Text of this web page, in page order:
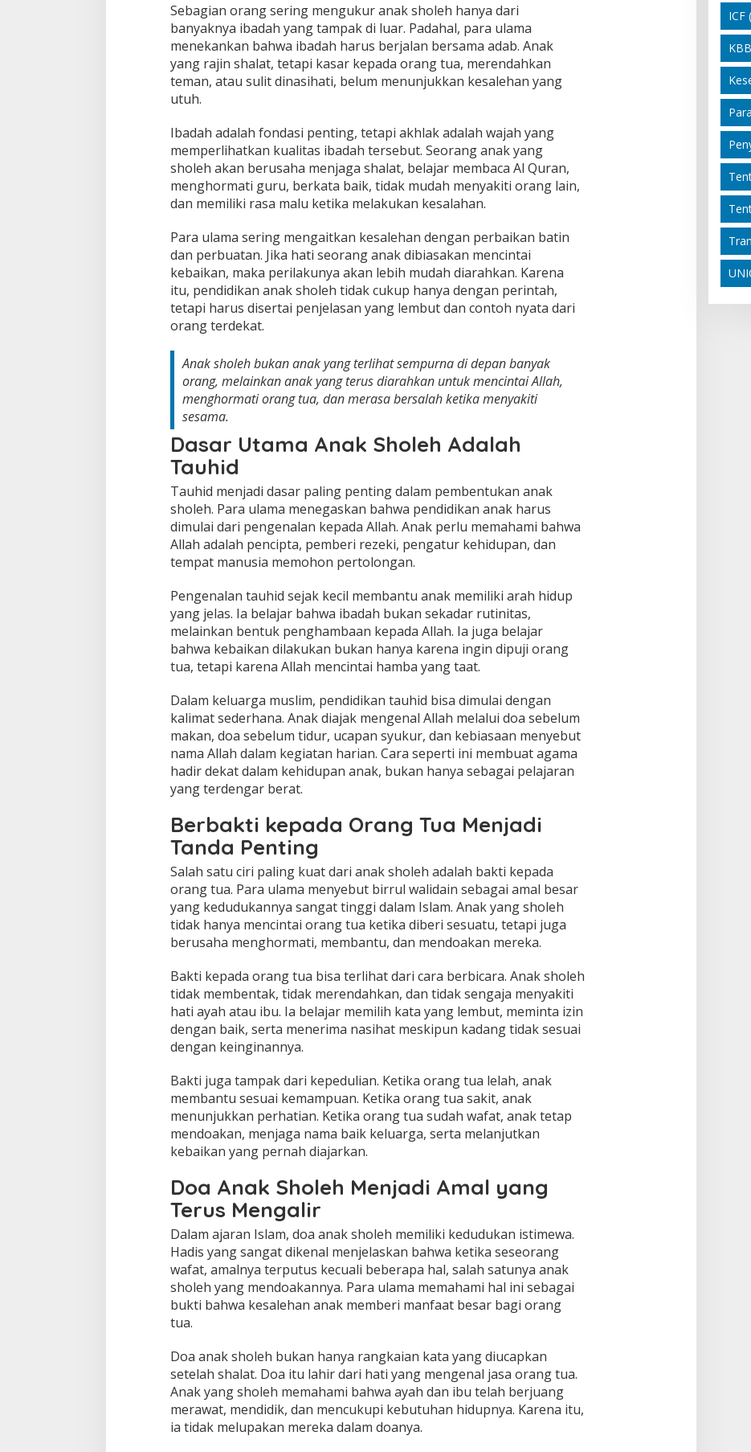
Sebagian orang sering mengukur anak sholeh hanya dari
banyaknya ibadah yang tampak di luar. Padahal, para ulama
menekankan bahwa ibadah harus berjalan bersama adab. Anak
yang rajin shalat, tetapi kasar kepada orang tua, merendahkan
teman, atau sulit dinasihati, belum menunjukkan kesalehan yang
utuh.
Ibadah adalah fondasi penting, tetapi akhlak adalah wajah yang
memperlihatkan kualitas ibadah tersebut. Seorang anak yang
sholeh akan berusaha menjaga shalat, belajar membaca Al Quran,
menghormati guru, berkata baik, tidak mudah menyakiti orang lain,
dan memiliki rasa malu ketika melakukan kesalahan.
Para ulama sering mengaitkan kesalehan dengan perbaikan batin
dan perbuatan. Jika hati seorang anak dibiasakan mencintai
kebaikan, maka perilakunya akan lebih mudah diarahkan. Karena
itu, pendidikan anak sholeh tidak cukup hanya dengan perintah,
tetapi harus disertai penjelasan yang lembut dan contoh nyata dari
orang terdekat.
Anak sholeh bukan anak yang terlihat sempurna di depan banyak
orang, melainkan anak yang terus diarahkan untuk mencintai Allah,
menghormati orang tua, dan merasa bersalah ketika menyakiti
sesama.
Dasar Utama Anak Sholeh Adalah
Tauhid
Tauhid menjadi dasar paling penting dalam pembentukan anak
sholeh. Para ulama menegaskan bahwa pendidikan anak harus
dimulai dari pengenalan kepada Allah. Anak perlu memahami bahwa
Allah adalah pencipta, pemberi rezeki, pengatur kehidupan, dan
tempat manusia memohon pertolongan.
Pengenalan tauhid sejak kecil membantu anak memiliki arah hidup
yang jelas. Ia belajar bahwa ibadah bukan sekadar rutinitas,
melainkan bentuk penghambaan kepada Allah. Ia juga belajar
bahwa kebaikan dilakukan bukan hanya karena ingin dipuji orang
tua, tetapi karena Allah mencintai hamba yang taat.
Dalam keluarga muslim, pendidikan tauhid bisa dimulai dengan
kalimat sederhana. Anak diajak mengenal Allah melalui doa sebelum
makan, doa sebelum tidur, ucapan syukur, dan kebiasaan menyebut
nama Allah dalam kegiatan harian. Cara seperti ini membuat agama
hadir dekat dalam kehidupan anak, bukan hanya sebagai pelajaran
yang terdengar berat.
Berbakti kepada Orang Tua Menjadi
Tanda Penting
Salah satu ciri paling kuat dari anak sholeh adalah bakti kepada
orang tua. Para ulama menyebut birrul walidain sebagai amal besar
yang kedudukannya sangat tinggi dalam Islam. Anak yang sholeh
tidak hanya mencintai orang tua ketika diberi sesuatu, tetapi juga
berusaha menghormati, membantu, dan mendoakan mereka.
Bakti kepada orang tua bisa terlihat dari cara berbicara. Anak sholeh
tidak membentak, tidak merendahkan, dan tidak sengaja menyakiti
hati ayah atau ibu. Ia belajar memilih kata yang lembut, meminta izin
dengan baik, serta menerima nasihat meskipun kadang tidak sesuai
dengan keinginannya.
Bakti juga tampak dari kepedulian. Ketika orang tua lelah, anak
membantu sesuai kemampuan. Ketika orang tua sakit, anak
menunjukkan perhatian. Ketika orang tua sudah wafat, anak tetap
mendoakan, menjaga nama baik keluarga, serta melanjutkan
kebaikan yang pernah diajarkan.
Doa Anak Sholeh Menjadi Amal yang
Terus Mengalir
Dalam ajaran Islam, doa anak sholeh memiliki kedudukan istimewa.
Hadis yang sangat dikenal menjelaskan bahwa ketika seseorang
wafat, amalnya terputus kecuali beberapa hal, salah satunya anak
sholeh yang mendoakannya. Para ulama memahami hal ini sebagai
bukti bahwa kesalehan anak memberi manfaat besar bagi orang
tua.
Doa anak sholeh bukan hanya rangkaian kata yang diucapkan
setelah shalat. Doa itu lahir dari hati yang mengenal jasa orang tua.
Anak yang sholeh memahami bahwa ayah dan ibu telah berjuang
merawat, mendidik, dan mencukupi kebutuhan hidupnya. Karena itu,
ia tidak melupakan mereka dalam doanya.
ICF